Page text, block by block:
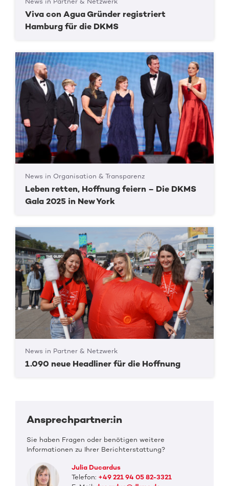
Viva con Agua Gründer registriert
Hamburg für die DKMS
News in Organisation & Transparenz
Leben retten, Hoffnung feiern – Die DKMS
Gala 2025 in New York
News in Partner & Netzwerk
1.090 neue Headliner für die Hoffnung
Ansprechpartner:in
Sie haben Fragen oder benötigen weitere
Informationen zu Ihrer Berichterstattung?
Julia Ducardus
Telefon: +49 221 94 05 82-3321